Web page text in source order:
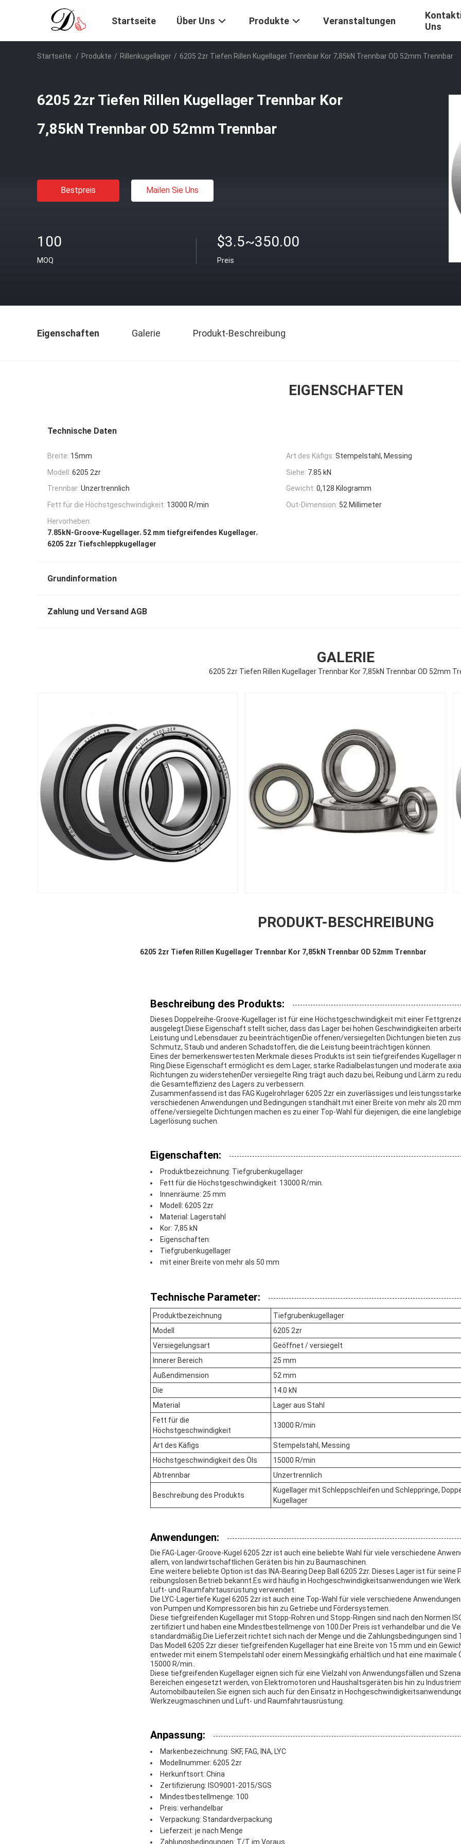
Startseite Über Uns Produkte Veranstaltungen
Uns
Startseite / Produkte / Rillenkugellager / 6205 2zr Tiefen Rillen Kugellager Trennbar Kor 7,85kN Trennbar OD 52mm Trennbar
6205 2zr Tiefen Rillen Kugellager Trennbar Kor
7,85kN Trennbar OD 52mm Trennbar
Bestpreis Mailen Sie Uns
100
MOQ
$3.5~350.00
Preis
Eigenschaften Galerie Produkt-Beschreibung
EIGENSCHAFTEN
Technische Daten
Breite: 15mm Art des Käfigs: Stempelstahl, Messing
Modell: 6205 2zr Siehe: 7.85 kN
Trennbar: Unzertrennlich Gewicht: 0,128 Kilogramm
Fett für die Höchstgeschwindigkeit: 13000 R/min Out-Dimension: 52 Millimeter
Hervorheben:
7.85kN-Groove-Kugellager, 52 mm tiefgreifendes Kugellager,
6205 2zr Tiefschleppkugellager
Grundinformation
Zahlung und Versand AGB
GALERIE
6205 2zr Tiefen Rillen Kugellager Trennbar Kor 7,85kN Trennbar OD 52mm
PRODUKT-BESCHREIBUNG
6205 2zr Tiefen Rillen Kugellager Trennbar Kor 7,85kN Trennbar OD 52mm Trennbar
Beschreibung des Produkts:
Dieses Doppelreihe-Groove-Kugellager ist für eine Höchstgeschwindigkeit mit einer
ausgelegt.Diese Eigenschaft stellt sicher, dass das Lager bei hohen Geschwindigkeiten
Leistung und Lebensdauer zu beeinträchtigenDie offenen/versiegelten Dichtungen bieten
Schmutz, Staub und anderen Schadstoffen, die die Leistung beeinträchtigen können.
Eines der bemerkenswertesten Merkmale dieses Produkts ist sein tiefgreifendes Kugellager
Ring.Diese Eigenschaft ermöglicht es dem Lager, starke Radialbelastungen und moderate
Richtungen zu widerstehenDer versiegelte Ring trägt auch dazu bei, Reibung und Lärm zu
die Gesamteffizienz des Lagers zu verbessern.
Zusammenfassend ist das FAG Kugelrohrlager 6205 2zr ein zuverlässiges und
verschiedenen Anwendungen und Bedingungen standhält.mit einer Breite von mehr als 20
offene/versiegelte Dichtungen machen es zu einer Top-Wahl für diejenigen, die eine
Lagerlösung suchen.
Eigenschaften:
Produktbezeichnung: Tiefgrubenkugellager
Fett für die Höchstgeschwindigkeit: 13000 R/min.
Innenräume: 25 mm
Modell: 6205 2zr
Material: Lagerstahl
Kor: 7,85 kN
Eigenschaften:
Tiefgrubenkugellager
mit einer Breite von mehr als 50 mm
Technische Parameter:
Produktbezeichnung
Tiefgrubenkugellager
Modell
6205 2zr
Versiegelungsart
Geöffnet / versiegelt
Innerer Bereich
25 mm
Außendimension
52 mm
Die
14.0 kN
Material
Lager aus Stahl
Fett für die
Höchstgeschwindigkeit
13000 R/min
Art des Käfigs
Stempelstahl, Messing
Höchstgeschwindigkeit des Öls
15000 R/min
Abtrennbar
Unzertrennlich
Beschreibung des Produkts
Kugellager mit Schleppschleifen und Schleppringe,
Kugellager
Anwendungen:
Die FAG-Lager-Groove-Kugel 6205 2zr ist auch eine beliebte Wahl für viele verschiedene
allem, von landwirtschaftlichen Geräten bis hin zu Baumaschinen.
Eine weitere beliebte Option ist das INA-Bearing Deep Ball 6205 2zr. Dieses Lager ist für seine
reibungslosen Betrieb bekannt.Es wird häufig in Hochgeschwindigkeitsanwendungen wie
Luft- und Raumfahrtausrüstung verwendet.
Die LYC-Lagertiefe Kugel 6205 2zr ist auch eine Top-Wahl für viele verschiedene
von Pumpen und Kompressoren bis hin zu Getriebe und Fördersystemen.
Diese tiefgreifenden Kugellager mit Stopp-Rohren und Stopp-Ringen sind nach den Normen
zertifiziert und haben eine Mindestbestellmenge von 100.Der Preis ist verhandelbar und die
standardmäßig.Die Lieferzeit richtet sich nach der Menge und die Zahlungsbedingungen sind
Das Modell 6205 2zr dieser tiefgreifenden Kugellager hat eine Breite von 15 mm und ein
entweder mit einem Stempelstahl oder einem Messingkäfig erhältlich und hat eine maximale
15000 R/min..
Diese tiefgreifenden Kugellager eignen sich für eine Vielzahl von Anwendungsfällen und
Bereichen eingesetzt werden, von Elektromotoren und Haushaltsgeräten bis hin zu
Automobilbauteilen.Sie eignen sich auch für den Einsatz in
Werkzeugmaschinen und Luft- und Raumfahrtausrüstung.
Anpassung:
Markenbezeichnung: SKF, FAG, INA, LYC
Modellnummer: 6205 2zr
Herkunftsort: China
Zertifizierung: ISO9001-2015/SGS
Mindestbestellmenge: 100
Preis: verhandelbar
Verpackung: Standardverpackung
Lieferzeit: je nach Menge
Zahlungsbedingungen: T/T im Voraus